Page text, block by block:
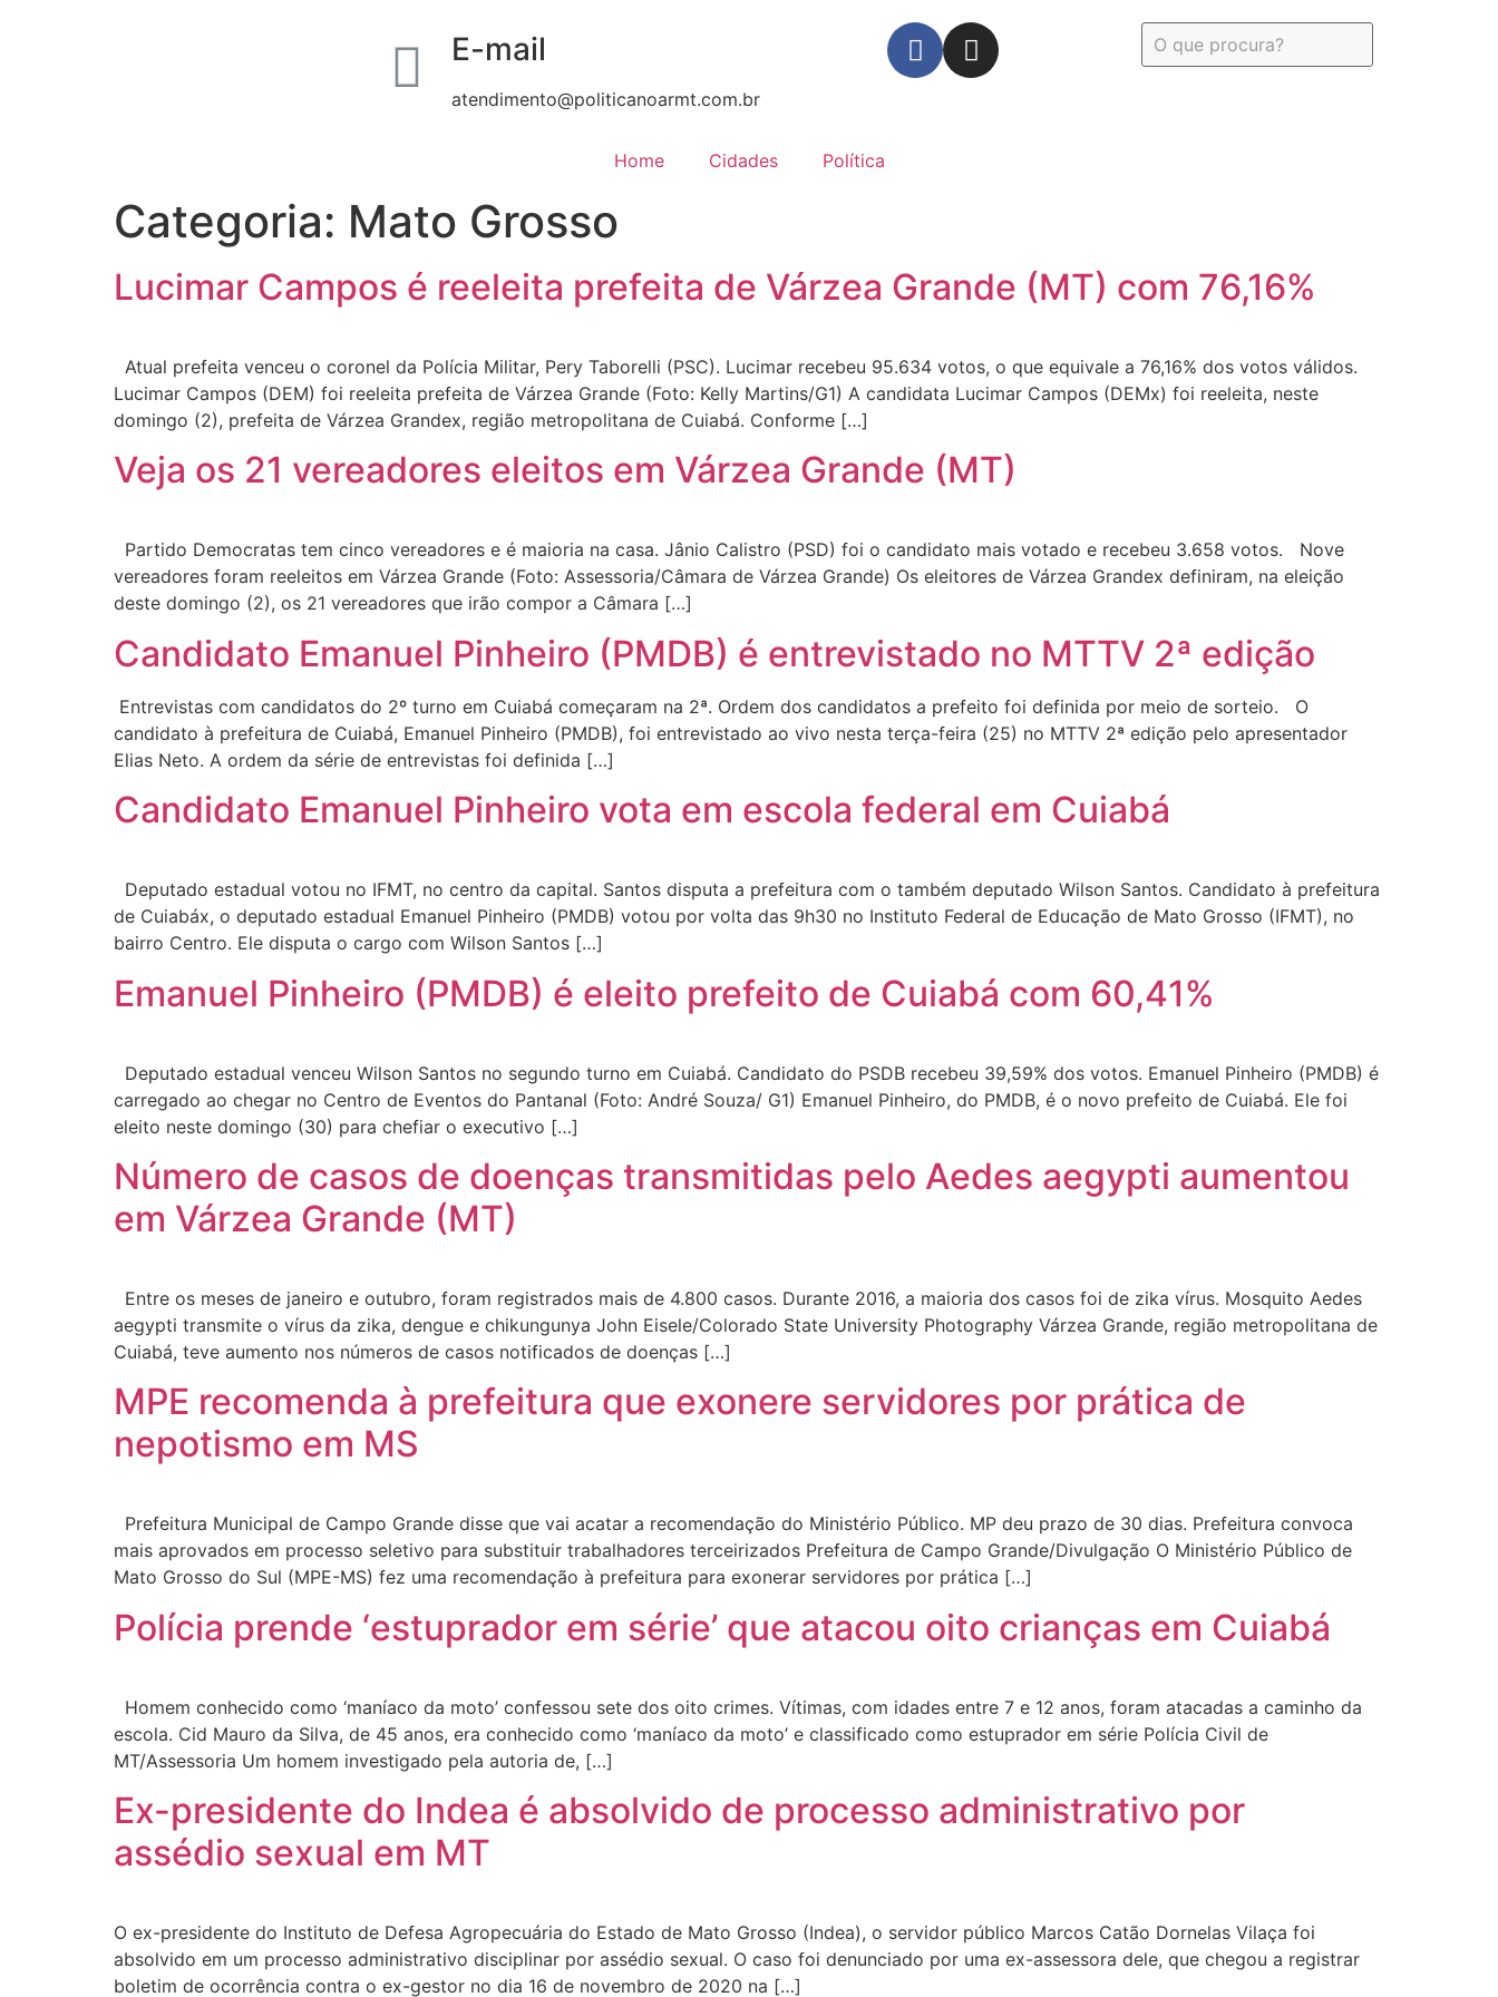
E-mail
atendimento@politicanoarmt.com.br
Home Cidades Política
Categoria: Mato Grosso
Lucimar Campos é reeleita prefeita de Várzea Grande (MT) com 76,16%
Atual prefeita venceu o coronel da Polícia Militar, Pery Taborelli (PSC). Lucimar recebeu 95.634 votos, o que equivale a 76,16% dos votos válidos.
Lucimar Campos (DEM) foi reeleita prefeita de Várzea Grande (Foto: Kelly Martins/G1) A candidata Lucimar Campos (DEMx) foi reeleita, neste
domingo (2), prefeita de Várzea Grandex, região metropolitana de Cuiabá. Conforme […]
Veja os 21 vereadores eleitos em Várzea Grande (MT)
Partido Democratas tem cinco vereadores e é maioria na casa. Jânio Calistro (PSD) foi o candidato mais votado e recebeu 3.658 votos. Nove
vereadores foram reeleitos em Várzea Grande (Foto: Assessoria/Câmara de Várzea Grande) Os eleitores de Várzea Grandex definiram, na eleição
deste domingo (2), os 21 vereadores que irão compor a Câmara […]
Candidato Emanuel Pinheiro (PMDB) é entrevistado no MTTV 2ª edição
Entrevistas com candidatos do 2º turno em Cuiabá começaram na 2ª. Ordem dos candidatos a prefeito foi definida por meio de sorteio. O
candidato à prefeitura de Cuiabá, Emanuel Pinheiro (PMDB), foi entrevistado ao vivo nesta terça-feira (25) no MTTV 2ª edição pelo apresentador
Elias Neto. A ordem da série de entrevistas foi definida […]
Candidato Emanuel Pinheiro vota em escola federal em Cuiabá
Deputado estadual votou no IFMT, no centro da capital. Santos disputa a prefeitura com o também deputado Wilson Santos. Candidato à prefeitura
de Cuiabáx, o deputado estadual Emanuel Pinheiro (PMDB) votou por volta das 9h30 no Instituto Federal de Educação de Mato Grosso (IFMT), no
bairro Centro. Ele disputa o cargo com Wilson Santos […]
Emanuel Pinheiro (PMDB) é eleito prefeito de Cuiabá com 60,41%
Deputado estadual venceu Wilson Santos no segundo turno em Cuiabá. Candidato do PSDB recebeu 39,59% dos votos. Emanuel Pinheiro (PMDB) é
carregado ao chegar no Centro de Eventos do Pantanal (Foto: André Souza/ G1) Emanuel Pinheiro, do PMDB, é o novo prefeito de Cuiabá. Ele foi
eleito neste domingo (30) para chefiar o executivo […]
Número de casos de doenças transmitidas pelo Aedes aegypti aumentou
em Várzea Grande (MT)
Entre os meses de janeiro e outubro, foram registrados mais de 4.800 casos. Durante 2016, a maioria dos casos foi de zika vírus. Mosquito Aedes
aegypti transmite o vírus da zika, dengue e chikungunya John Eisele/Colorado State University Photography Várzea Grande, região metropolitana de
Cuiabá, teve aumento nos números de casos notificados de doenças […]
MPE recomenda à prefeitura que exonere servidores por prática de
nepotismo em MS
Prefeitura Municipal de Campo Grande disse que vai acatar a recomendação do Ministério Público. MP deu prazo de 30 dias. Prefeitura convoca
mais aprovados em processo seletivo para substituir trabalhadores terceirizados Prefeitura de Campo Grande/Divulgação O Ministério Público de
Mato Grosso do Sul (MPE-MS) fez uma recomendação à prefeitura para exonerar servidores por prática […]
Polícia prende ‘estuprador em série’ que atacou oito crianças em Cuiabá
Homem conhecido como ‘maníaco da moto’ confessou sete dos oito crimes. Vítimas, com idades entre 7 e 12 anos, foram atacadas a caminho da
escola. Cid Mauro da Silva, de 45 anos, era conhecido como ‘maníaco da moto’ e classificado como estuprador em série Polícia Civil de
MT/Assessoria Um homem investigado pela autoria de, […]
Ex-presidente do Indea é absolvido de processo administrativo por
assédio sexual em MT
O ex-presidente do Instituto de Defesa Agropecuária do Estado de Mato Grosso (Indea), o servidor público Marcos Catão Dornelas Vilaça foi
absolvido em um processo administrativo disciplinar por assédio sexual. O caso foi denunciado por uma ex-assessora dele, que chegou a registrar
boletim de ocorrência contra o ex-gestor no dia 16 de novembro de 2020 na […]